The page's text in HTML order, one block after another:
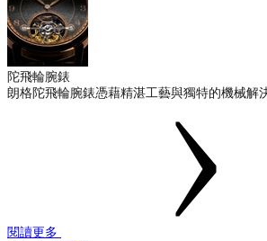
陀飛輪腕錶
朗格陀飛輪腕錶憑藉精湛工藝與獨特的機械解
閱讀更多